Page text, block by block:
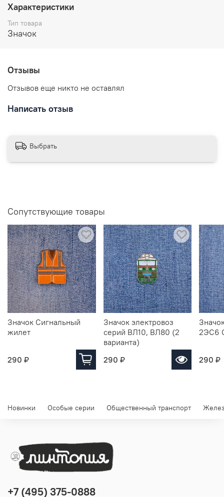
Размеры: высота 25 мм
Отправляем в течении 3 рабочих дней с момента
заказа.
Характеристики
Тип товара
Значок
Отзывы
Отзывов еще никто не оставлял
Написать отзыв
Выбрать
Сопутствующие товары
Значок Сигнальный
жилет
290 ₽
Значок электровоз
серий ВЛ10, ВЛ80 (2
варианта)
290 ₽
2ЭС6
290 ₽
Новинки Особые серии Общественный транспорт
+7 (495) 375-0888